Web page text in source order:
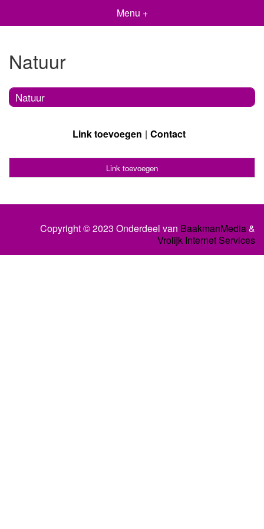
Menu +
Natuur
Natuur
Link toevoegen Contact
Link toevoegen
Copyright © 2023 Onderdeel van BaakmanMedia&
Vrolijk Internet Services